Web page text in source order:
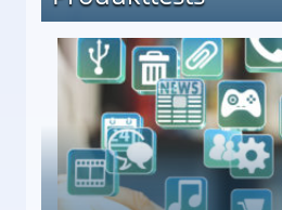
↻ Täglich neue Produkttests